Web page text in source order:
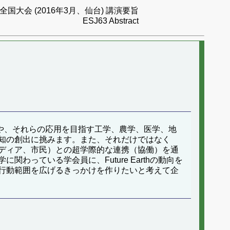
国大会 (2016年3月、仙台) 講演要旨
ESJ63 Abstract
それらの応用を目指す工学、農学、医学、地
創出に挑みます。また、それだけではなく
ア、市民）との超学際的な連携（協働）を通
に関わっている学会員に、Future Earthの動向を
動範囲を広げるきっかけを作りたいと考えて企